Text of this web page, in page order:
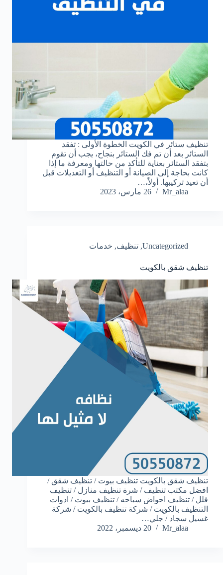
تنظيف ستائر في الكويت الخطوة الأولى : تفقد
الستائر بعد أن تم فك الستائر بنجاح، يجب أن تقوم
بتفقد الستائر بعناية للتأكد من حالتها ومعرفة ما إذا
كانت بحاجة إلى الصيانة أو التنظيف أو التعديلات قبل
أن تعيد تركيبها. أولاً،…
Mr_alaa
26 مارس، 2023
Uncategorized
, تنظيف, خدمات
تنظيف شقق بالكويت
تنظيف شقق بالكويت تنظيف بيوت / تنظيف شقق /
افضل مكتب تنظيف / شرة تنظيف منازل / تنظيف
فلل / تنظيف احواض سباحه / تنظيف بيوت / ادوات
التنظيف بالكويت / شركة تنظيف بالكويت / شركة
غسيل سجاد / جلي…
Mr_alaa
20 ديسمبر، 2022